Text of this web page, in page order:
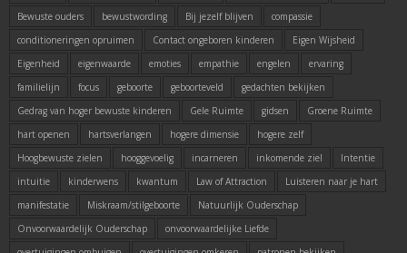
Bewuste ouders
bewustwording Bij jezelf blijven
compassie
conditioneringen opruimen
Contact ongeboren kinderen
Eigen Wijsheid
Eigenheid
eigenwaarde emoties empathie engelen
ervaring
familielijn
focus geboorte geboorteveld
gedachten bekijken
Gedrag van hoger bewuste kinderen
Gele Ruimte gidsen
Groene Ruimte
hart openen
hartsverlangen hogere dimensie
hogere zelf
Hoogbewuste zielen
hooggevoelig incarneren inkomende ziel
Intentie
intuitie
kinderwens kwantum Law of Attraction
Luisteren naar je hart
manifestatie
Miskraam/stilgeboorte
Natuurlijk Ouderschap
Onvoorwaardelijk Ouderschap
onvoorwaardelijke Liefde